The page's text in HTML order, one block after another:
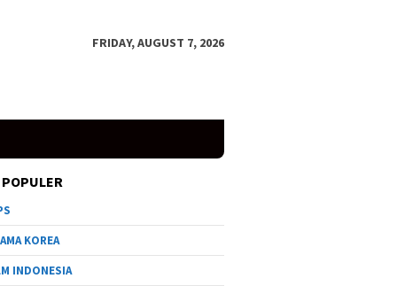
FRIDAY, AUGUST 7, 2026
KOREA
INDONESIA